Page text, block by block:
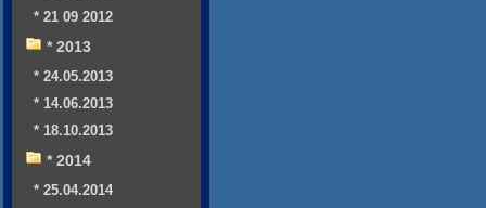
* 21 09 2012
* 2013
* 24.05.2013
* 14.06.2013
* 18.10.2013
* 2014
* 25.04.2014